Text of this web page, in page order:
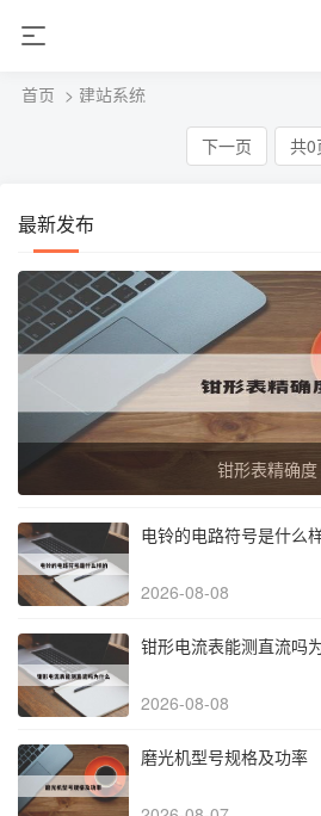
首页 > 建站系统
下一页 共0
最新发布
钳形表精确度
电铃的电路符号是什么
2026-08-08
钳形电流表能测直流吗
2026-08-08
磨光机型号规格及功率